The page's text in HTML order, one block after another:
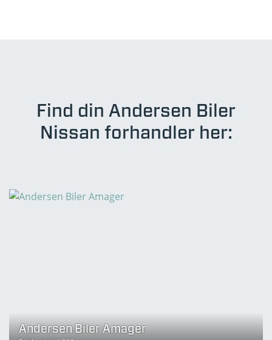
Find din Andersen Biler
Nissan forhandler her:
Andersen Biler Amager